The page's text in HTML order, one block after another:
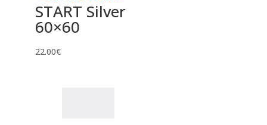
START Silver
60×60
22.00€